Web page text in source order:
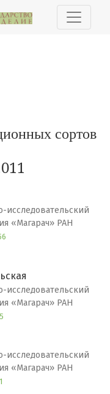
сортов винограда
сортов
исследовательский
«Магарач» РАН
исследовательский
«Магарач» РАН
исследовательский
«Магарач» РАН